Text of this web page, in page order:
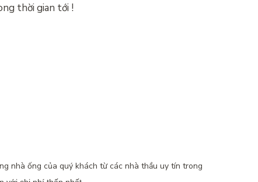
thời gian tới !
nhà ống của quý khách từ các nhà thầu uy tín trong